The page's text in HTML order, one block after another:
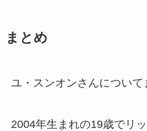
まとめ
ユ・スンオンさんについて
2004年生まれの19歳でリ